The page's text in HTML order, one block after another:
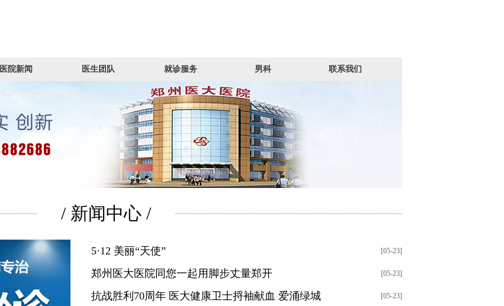
医院新闻 医生团队 就诊服务 男科 联系我们
/ 新闻中心 /
[05-23]
5·12 美丽“天使”
[05-23]
郑州医大医院同您一起用脚步丈量郑开
[05-23]
抗战胜利70周年 医大健康卫士捋袖献血 爱涌绿城